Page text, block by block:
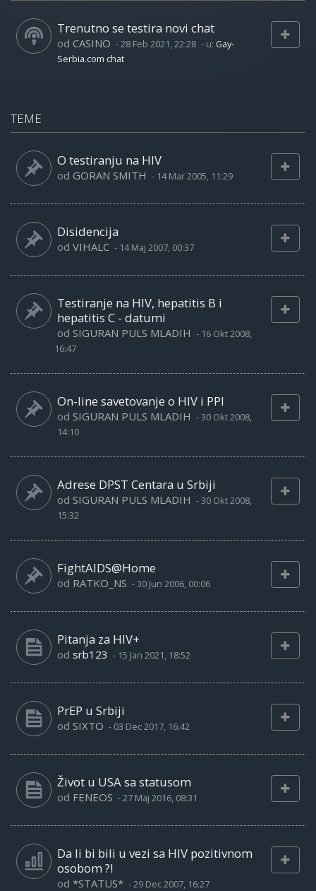
Trenutno se testira novi chat
od CASINO -28 Feb 2021, 22:28 - u: Gay-
Serbia.com chat
TEME
O testiranju na HIV
od GORAN SMITH - 14 Mar 2005, 11:29
Disidencija
od VIHALC - 14 Maj 2007, 00:37
Testiranje na HIV, hepatitis B i
hepatitis C - datumi
od SIGURAN PULS MLADIH - 16 Okt 2008,
16:47
On-line savetovanje o HIV i PPI
od SIGURAN PULS MLADIH -30 Okt 2008,
14:10
Adrese DPST Centara u Srbiji
od SIGURAN PULS MLADIH -30 Okt 2008,
15:32
FightAIDS@Home
od RATKO_NS -30 Jun 2006, 00:06
Pitanja za HIV+
od srb123 - 15 Jan 2021, 18:52
PrEP u Srbiji
od SIXTO - 03 Dec 2017, 16:42
Život u USA sa statusom
od FENEOS -27 Maj 2016, 08:31
Da li bi bili u vezi sa HIV pozitivnom
osobom ?!
od *STATUS* -29 Dec 2007, 16:27